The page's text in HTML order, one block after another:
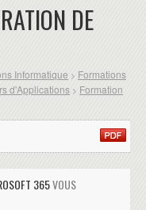
DE
Informatique > Formations
d'Applications > Formation
365VOUS